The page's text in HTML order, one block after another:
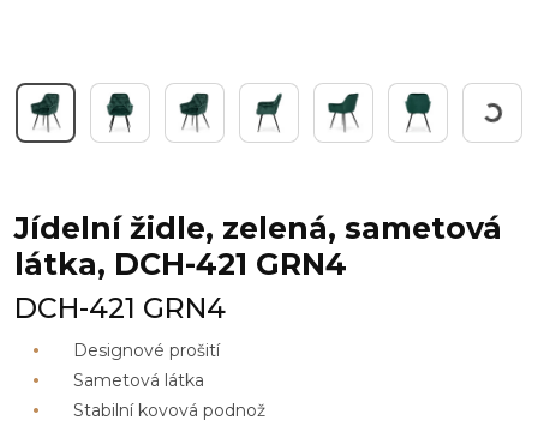
Jídelní židle, zelená, sametová
látka, DCH-421 GRN4
DCH-421 GRN4
Designové prošití
Sametová látka
Stabilní kovová podnož